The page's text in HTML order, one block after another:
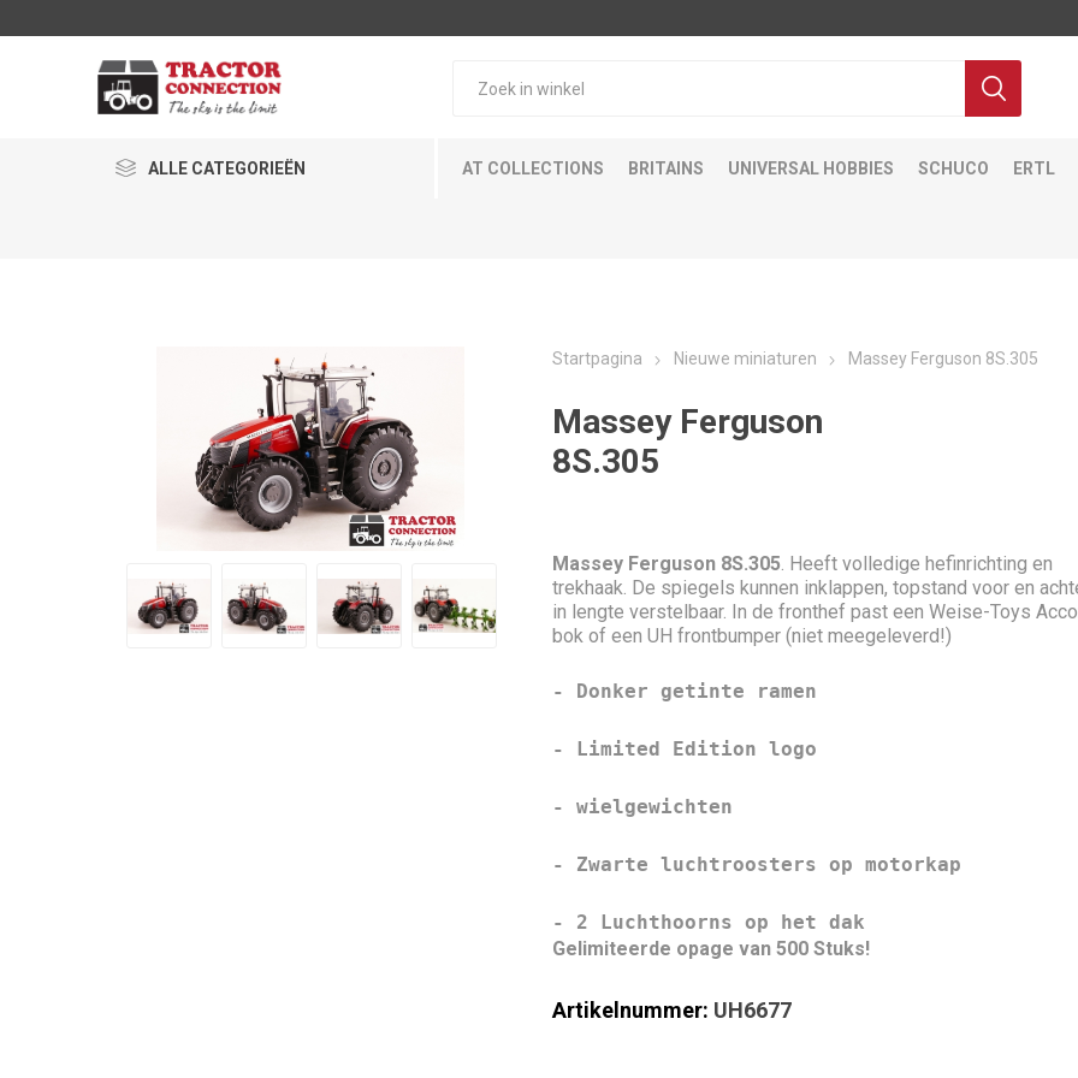
ALLE CATEGORIEËN AT COLLECTIONS BRITAINS UNIVERSAL HOBBIES SCHUCO ERTL
Startpagina Nieuwe miniaturen Massey Ferguson 8S.305
Massey Ferguson
8S.305
Massey Ferguson 8S.305. Heeft volledige hefinrichting en
trekhaak. De spiegels kunnen inklappen, topstand voor en
in lengte verstelbaar. In de fronthef past een Weise-Toys
bok of een UH frontbumper (niet meegeleverd!)
- Donker getinte ramen
- Limited Edition logo
- wielgewichten
- Zwarte luchtroosters op motorkap
- 2 Luchthoorns op het dak
Gelimiteerde opage van 500 Stuks!
Artikelnummer: UH6677